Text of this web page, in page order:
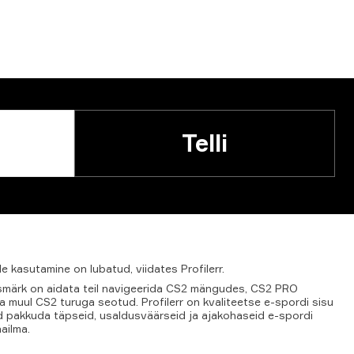
Telli
kasutamine on lubatud, viidates Profilerr.
on aidata teil navigeerida CS2 mängudes, CS2 PRO
muul CS2 turuga seotud. Profilerr on kvaliteetse e-spordi sisu
pakkuda täpseid, usaldusväärseid ja ajakohaseid e-spordi